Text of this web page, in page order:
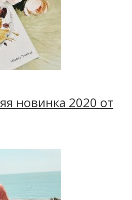
новинка 2020 от